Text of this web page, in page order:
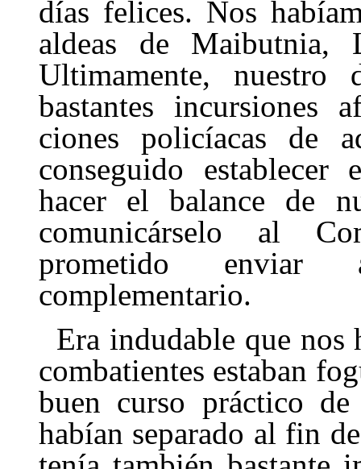
días feli­ces. Nos
aldeas de Maibutnia,
Ultimamente, nuestro
bastantes incursiones
ciones policíacas de
conseguido
hacer el balance de
comunicárselo al
prometido enviar
complementario.
Era indudable que nos
comba­tientes estaban
buen curso prác­tico
habían separado al fin